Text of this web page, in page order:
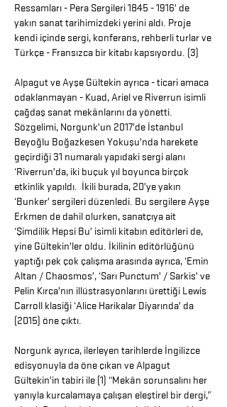
Ressamları - Pera Sergileri1845 - 1916’ de
yakın sanat tarihimizdeki yerini aldı. Proje
kendi içinde sergi, konferans, rehberli turlar ve
Türkçe - Fransızca bir kitabı kapsıyordu. (3)
Alpagut ve Ayşe Gültekin ayrıca - ticari amaca
odaklanmayan - Kuad, Ariel ve Riverrun isimli
çağdaş sanat mekânlarını da yönetti.
Sözgelimi, Norgunk’un 2017’de İstanbul
Beyoğlu Boğazkesen Yokuşu’nda harekete
geçirdiği 31 numaralı yapıdaki sergi alanı
‘Riverrun’da, iki buçuk yıl boyunca birçok
etkinlik yapıldı. İkili burada, 20’ye yakın
‘Bunker’ sergileri düzenledi. Bu sergilere Ayşe
Erkmen de dahil olurken, sanatçıya ait
‘Şimdilik Hepsi Bu’ isimli kitabın editörleri de,
yine Gültekin’ler oldu. İkilinin editörlüğünü
yaptığı pek çok çalışma arasında ayrıca, ‘Emin
Altan / Chaosmos’, ‘Sarı Punctum’ / Sarkis’ ve
Pelin Kırca’nın illüstrasyonlarını ürettiği Lewis
Carroll klasiği ‘Alice Harikalar Diyarında’ da
(2015) öne çıktı.
Norgunk ayrıca, ilerleyen tarihlerde İngilizce
edisyonuyla da öne çıkan ve Alpagut
Gültekin’in tabiri ile (1) “Mekân sorunsalını her
yanıyla kurcalamaya çalışan eleştirel bir dergi,”